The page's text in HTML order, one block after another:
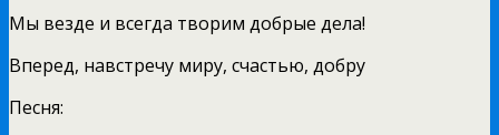
Мы везде и всегда творим добрые дела!
Вперед, навстречу миру, счастью, добру
Песня: